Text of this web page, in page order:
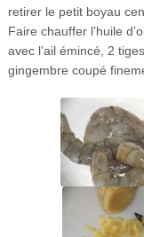
retirer le petit boyau
Faire chauffer l’huile
avec l’ail émincé, 2
gingembre coupé